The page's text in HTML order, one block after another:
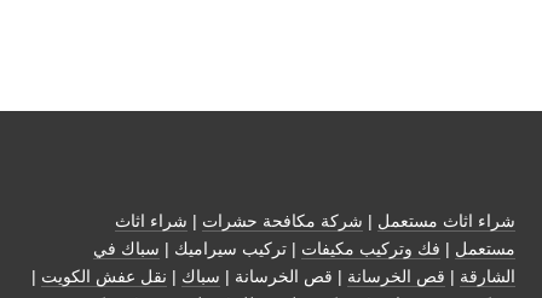
شراء اثاث مستعمل | شركة مكافحة حشرات | شراء اثاث
مستعمل | فك وتركيب مكيفات | تركيب سيراميك | سباك في
الشارقة | قص الخرسانة | قص الخرسانة | سباك | نقل عفش الكويت |